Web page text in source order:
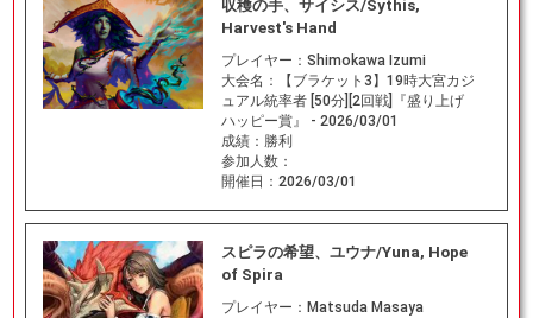
収穫の手、サイシス/Sythis,
Harvest's Hand
プレイヤー： Shimokawa Izumi
大会名：
【ブラケット3】19時大宮カジ
ュアル統率者 [50分][2回戦]『盛り上げ
ハッピー賞』 - 2026/03/01
成績： 勝利
参加人数：
開催日： 2026/03/01
スピラの希望、ユウナ/Yuna, Hope
of Spira
プレイヤー： Matsuda Masaya